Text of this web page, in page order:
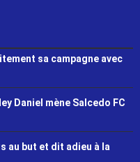
sa campagne avec
Daniel mène Salcedo FC
au but et dit adieu à la